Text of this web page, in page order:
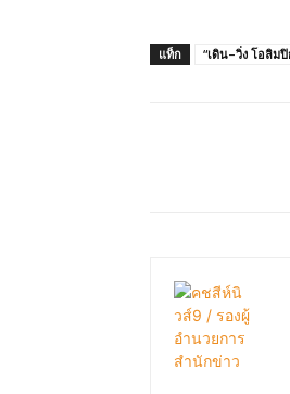
แท็ก “เดิน–วิ่ง โอลิมปิ